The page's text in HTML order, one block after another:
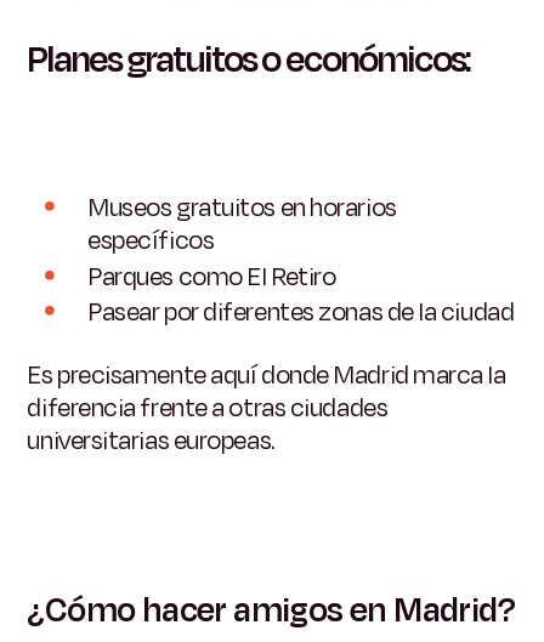
Planes gratuitos o económicos:
Museos gratuitos en horarios
específicos
Parques como El Retiro
Pasear por diferentes zonas de la ciudad
Es precisamente aquí donde Madrid marca la
diferencia frente a otras ciudades
universitarias europeas.
¿Cómo hacer amigos en Madrid?